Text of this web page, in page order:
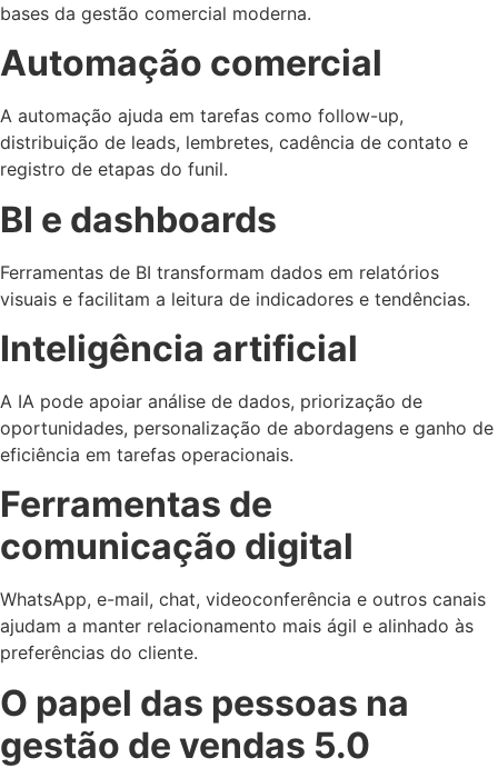
bases da gestão comercial moderna.
Automação comercial
A automação ajuda em tarefas como follow-up,
distribuição de leads, lembretes, cadência de contato e
registro de etapas do funil.
BI e dashboards
Ferramentas de BI transformam dados em relatórios
visuais e facilitam a leitura de indicadores e tendências.
Inteligência artificial
A IA pode apoiar análise de dados, priorização de
oportunidades, personalização de abordagens e ganho de
eficiência em tarefas operacionais.
Ferramentas de
comunicação digital
WhatsApp, e-mail, chat, videoconferência e outros canais
ajudam a manter relacionamento mais ágil e alinhado às
preferências do cliente.
O papel das pessoas na
gestão de vendas 5.0